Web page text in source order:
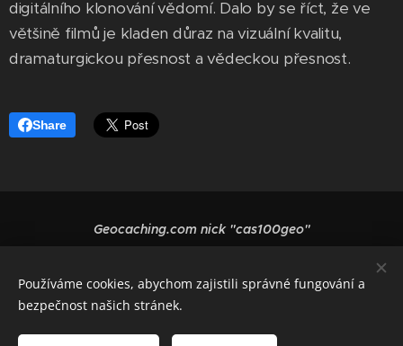
digitálního klonování vědomí. Dalo by se říct, že ve
většině filmů je kladen důraz na vizuální kvalitu,
dramaturgickou přesnost a vědeckou přesnost.
Share
Geocaching.com nick "cas100geo"
Jazyky
Používáme cookies, abychom zajistili správné fungování a
bezpečnost našich stránek.